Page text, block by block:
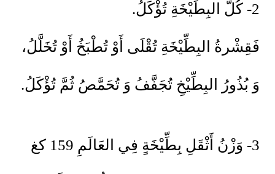
2- كُلُّ البِطِّيْخَةِ تُؤْكَلُ.
فَقِشْرةُ البِطِّيْخَةِ تُقْلَى أَوْ تُطْبَخُ أَوْ تُخَلَّلُ،
وَ بُذُورُ البِطِّيْخِ تُجَفَّفُ وَ تُحَمَّصُ ثُمَّ تُؤْكَلُ.
3- وَزْنُ أَثْقَلِ بِطِّيْخَةٍ فِي العَالَمِ 159 كغ